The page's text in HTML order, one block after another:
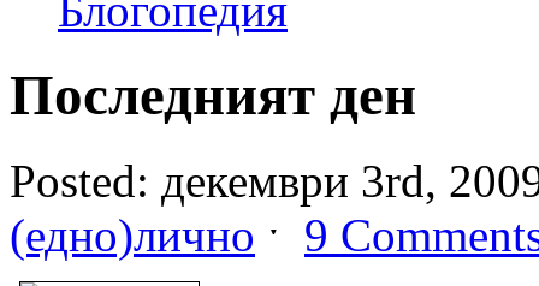
Последният ден
Posted: декември 3rd,
(едно)лично ˑ 9